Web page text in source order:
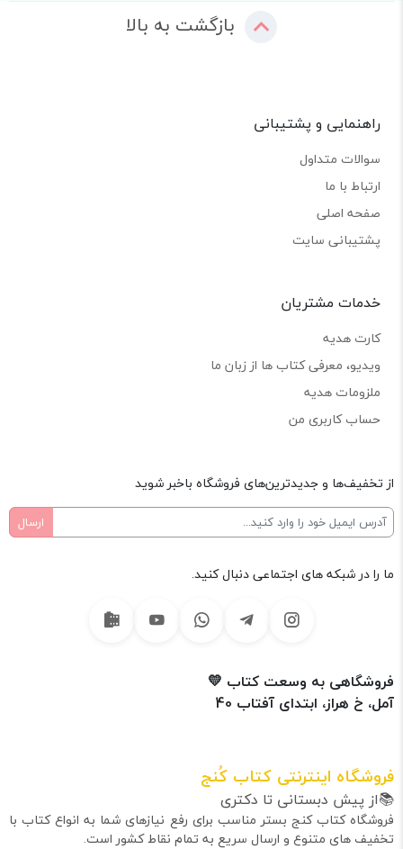
بازگشت به بالا
راهنمایی و پشتیبانی
سوالات متداول
ارتباط با ما
صفحه اصلی
پشتیبانی سایت
خدمات مشتریان
کارت هدیه
ویدیو، معرفی کتاب ها از زبان ما
ملزومات هدیه
حساب کاربری من
از تخفیف‌ها و جدیدترین‌های فروشگاه باخبر شوید
ما را در شبکه های اجتماعی دنبال کنید.
فروشگاهی به وسعت کتاب 💛
آمل، خ هراز، ابتدای آفتاب 40
فروشگاه اینترنتی کتاب کُنج
📚از پیش دبستانی تا دکتری
فروشگاه کتاب کنج بستر مناسب برای رفع نیازهای شما به انواع کتاب با
تخفیف های متنوع و ارسال سریع به تمام نقاط کشور است.